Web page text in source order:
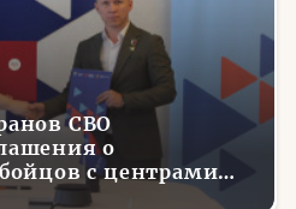
СВО
о
с центрами
России